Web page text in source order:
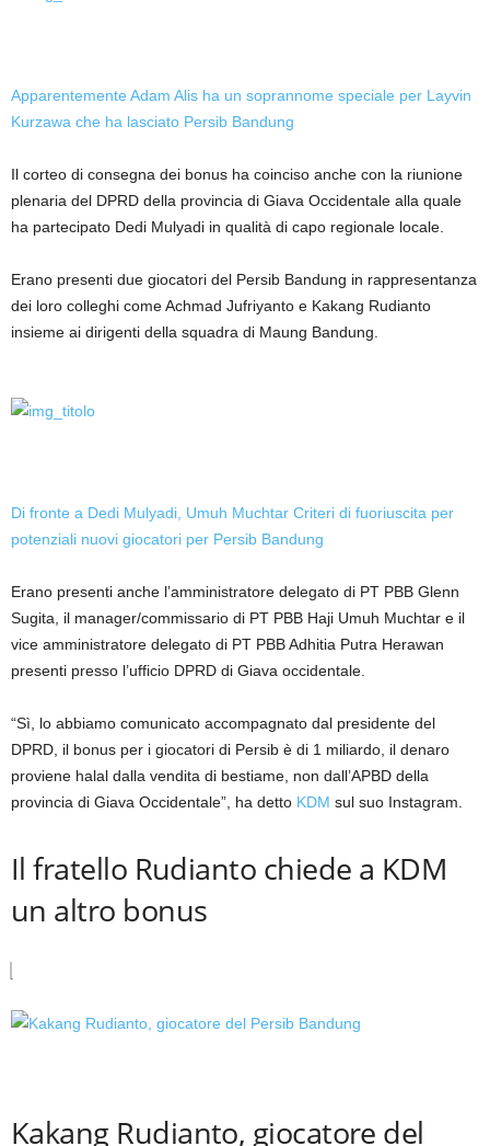
Apparentemente Adam Alis ha un soprannome speciale per Layvin
Kurzawa che ha lasciato Persib Bandung
Il corteo di consegna dei bonus ha coinciso anche con la riunione
plenaria del DPRD della provincia di Giava Occidentale alla quale
ha partecipato Dedi Mulyadi in qualità di capo regionale locale.
Erano presenti due giocatori del Persib Bandung in rappresentanza
dei loro colleghi come Achmad Jufriyanto e Kakang Rudianto
insieme ai dirigenti della squadra di Maung Bandung.
Di fronte a Dedi Mulyadi, Umuh Muchtar Criteri di fuoriuscita per
potenziali nuovi giocatori per Persib Bandung
Erano presenti anche l’amministratore delegato di PT PBB Glenn
Sugita, il manager/commissario di PT PBB Haji Umuh Muchtar e il
vice amministratore delegato di PT PBB Adhitia Putra Herawan
presenti presso l’ufficio DPRD di Giava occidentale.
“Sì, lo abbiamo comunicato accompagnato dal presidente del
DPRD, il bonus per i giocatori di Persib è di 1 miliardo, il denaro
proviene halal dalla vendita di bestiame, non dall’APBD della
provincia di Giava Occidentale”, ha detto KDM sul suo Instagram.
Il fratello Rudianto chiede a KDM
un altro bonus
Kakang Rudianto, giocatore del